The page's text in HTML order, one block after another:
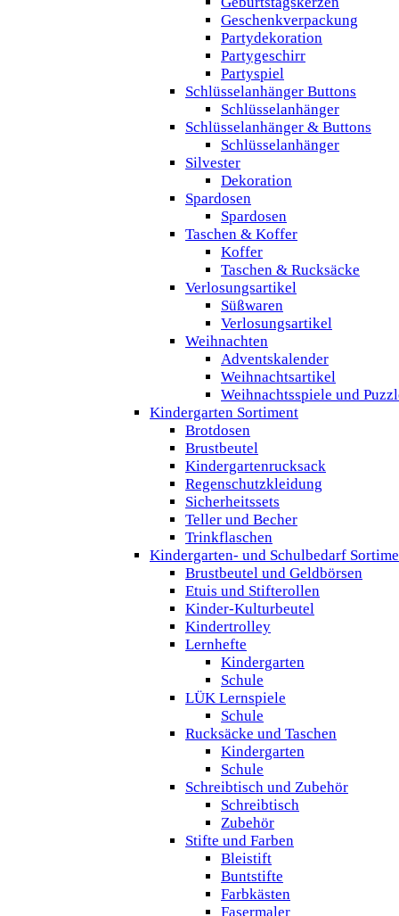
Geschenkverpackung
Partydekoration
Partygeschirr
Partyspiel
Schlüsselanhänger Buttons
Schlüsselanhänger
Schlüsselanhänger & Buttons
Schlüsselanhänger
Silvester
Dekoration
Spardosen
Spardosen
Taschen & Koffer
Koffer
Taschen & Rucksäcke
Verlosungsartikel
Süßwaren
Verlosungsartikel
Weihnachten
Adventskalender
Weihnachtsartikel
Weihnachtsspiele und
Kindergarten Sortiment
Brotdosen
Brustbeutel
Kindergartenrucksack
Regenschutzkleidung
Sicherheitssets
Teller und Becher
Trinkflaschen
Kindergarten- und Schulbedarf
Brustbeutel und Geldbörsen
Etuis und Stifterollen
Kinder-Kulturbeutel
Kindertrolley
Lernhefte
Kindergarten
Schule
LÜK Lernspiele
Schule
Rucksäcke und Taschen
Kindergarten
Schule
Schreibtisch und Zubehör
Schreibtisch
Zubehör
Stifte und Farben
Bleistift
Buntstifte
Farbkästen
Fasermaler